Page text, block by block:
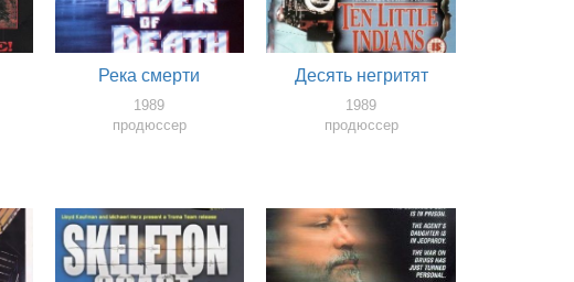
Река смерти
1989
продюссер
Десять негритят
1989
продюссер